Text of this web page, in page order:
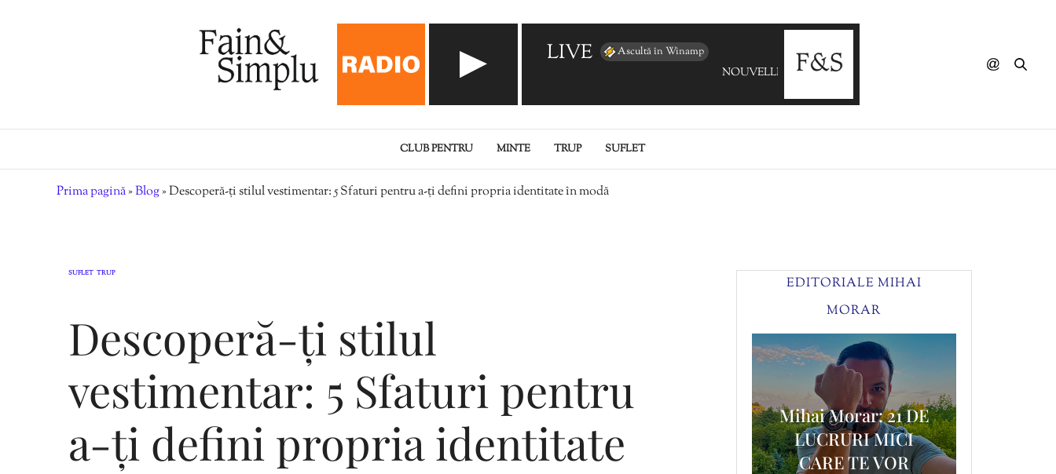
LIVE Ascultă în Winamp
NOUVELLE VAGUE - Never Let Me Down Again (FLAVIA
CLUB PENTRU MINTE TRUP SUFLET
Prima pagină»Blog»Descoperă-ți stilul vestimentar: 5 Sfaturi pentru a-ți defini propria identitate în modă
SUFLET TRUP
Descoperă-ți stilul
vestimentar: 5 Sfaturi pentru
a-ți defini propria identitate
EDITORIALE MIHAI
MORAR
Editorial Mihai
Morar: CUM L-AM
Mihai Morar: 21 DE
LUCRURI MICI
CARE TE VOR